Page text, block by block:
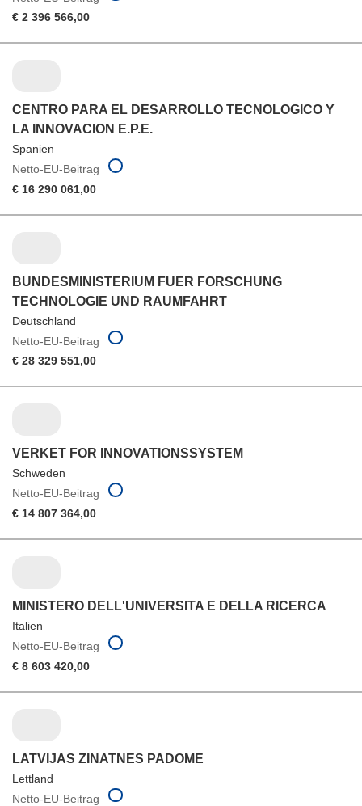
€ 2 396 566,00
CENTRO PARA EL DESARROLLO TECNOLOGICO Y
LA INNOVACION E.P.E.
Spanien
Netto-EU-Beitrag
€ 16 290 061,00
BUNDESMINISTERIUM FUER FORSCHUNG
TECHNOLOGIE UND RAUMFAHRT
Deutschland
Netto-EU-Beitrag
€ 28 329 551,00
VERKET FOR INNOVATIONSSYSTEM
Schweden
Netto-EU-Beitrag
€ 14 807 364,00
MINISTERO DELL'UNIVERSITA E DELLA RICERCA
Italien
Netto-EU-Beitrag
€ 8 603 420,00
LATVIJAS ZINATNES PADOME
Lettland
Netto-EU-Beitrag